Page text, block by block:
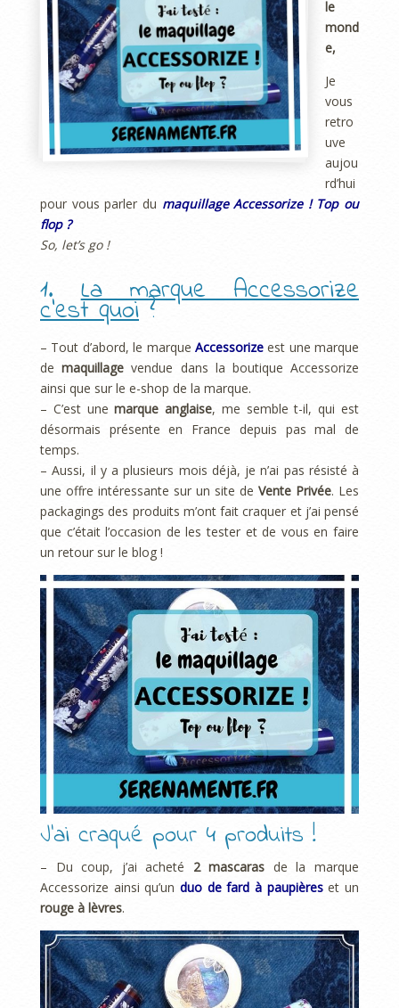
le
mond
e,
Je
vous
retro
uve
aujou
rd’hui
pour vous parler du maquillage Accessorize ! Top ou
flop ?
So, let’s go !
1.La marque Accessorize
c’est quoi?
– Tout d’abord, le marque Accessorize est une marque
demaquillage vendue dans la boutique Accessorize
ainsi que sur le e-shop de la marque.
– C’est unemarque anglaise, me semble t-il, qui est
désormais présente en France depuis pas mal de
temps.
– Aussi, il y a plusieurs mois déjà, je n’ai pas résisté à
une offre intéressante sur un site de Vente Privée. Les
packagings des produits m’ont fait craquer et j’ai pensé
que c’était l’occasion de les tester et de vous en faire
un retour sur le blog !
J’ai craqué pour 4 produits !
– Du coup, j’ai acheté 2 mascaras de la marque
Accessorize ainsi qu’un duo de fard à paupièreset un
rouge à lèvres.